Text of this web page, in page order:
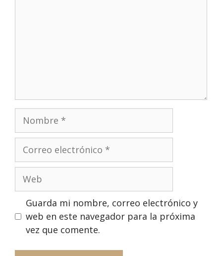
Nombre
electrónico
Guarda mi nombre, correo electrónico y
web en este navegador para la próxima
vez que comente.